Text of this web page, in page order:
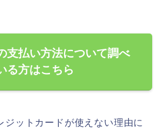
支払い方法について調べ
る方はこちら
ジットカードが使えない理由に